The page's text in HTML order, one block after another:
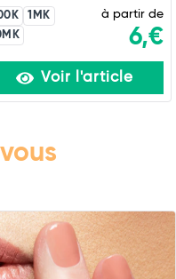
1MK
à partir de
6,€
Voir l'article